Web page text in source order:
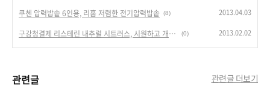
쿠첸 압력밥솥 6인용, 리홈 저렴한 전기압력밥솥 (8) 2013.04.03
구강청결제 리스테린 내추럴 시트러스, 시원하고 개운한 느낌! (0) 2013.02.02
관련글 관련글 더보기